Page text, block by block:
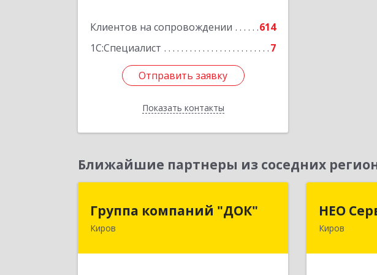
Клиентов на сопровождении
614
1С:Специалист
7
Отправить заявку
Показать контакты
Отправить заявку
Назад
Ближайшие партнеры из соседних
Группа компаний "ДОК"
Киров
Группа компаний "ДОК"
НЕО
Киров